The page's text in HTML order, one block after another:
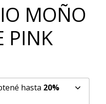
MOÑO
PINK
hasta 20%